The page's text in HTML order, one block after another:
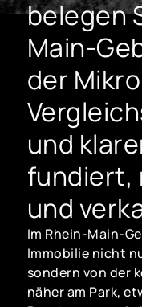
belegen
Main-
der
und
fundiert,
und
Im Rhein-Main-
Immobilie nicht
sondern von der
näher am Park,